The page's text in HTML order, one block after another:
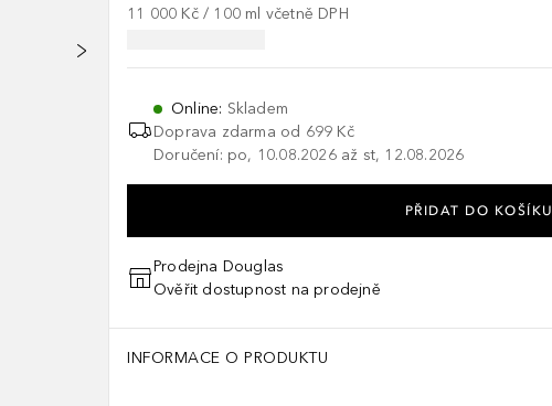
11 000 Kč / 100 ml včetně DPH
Online: Skladem
Doprava zdarma od 699 Kč
Doručení: po, 10.08.2026 až st, 12.08.2026
PŘIDAT DO KOŠÍKU
Prodejna Douglas
Ověřit dostupnost na prodejně
INFORMACE O PRODUKTU